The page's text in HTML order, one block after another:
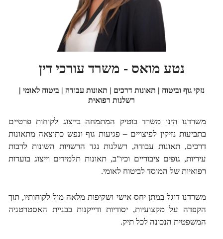
נטע מואס - משרד עורכי דין
נזקי גוף וביטוח | תאונות דרכים | תאונות עבודה | ביטוח לאומי |
רשלנות רפואית
משרדנו הינו משרד בוטיק המתמחה בייצוג לקוחות פרטיים
בתביעות נזיקין לפיצויים – פגיעות גוף ונפש כתוצאה מתאונות
דרכים, תאונות עבודה, רשלנות נגד הרשויות השונות לרבות
עיריות, גופים ציבוריים וכיו"ב, תאונות תלמידים וייצוג בועדות
רפואיות של המוסד לביטוח לאומי.
משרדנו דוגל במתן יחס אישי ושקיפות מלאה מול לקוחותיו, תוך
הקפדה על מקצועיות, יסודיות ודייקנות בבניית האסטרטגיה
המשפטית הנכונה לכל תיק.